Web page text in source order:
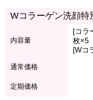
Wコラーゲン洗顔特
内容量
[コラ
枚×5
[Wコ
通常価格
定期価格